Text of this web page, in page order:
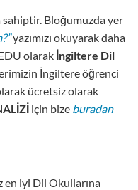
Bloğumuzda yer
yazımızı okuyarak daha
olarak İngiltere Dil
İngiltere öğrenci
ücretsiz olarak
için bize buradan
en iyi Dil Okullarına